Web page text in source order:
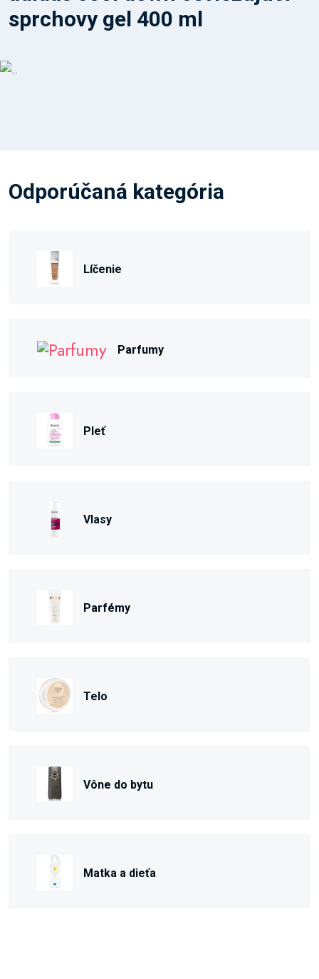
sprchovy gel 400 ml
Odporúčaná kategória
Líčenie
Parfumy
Pleť
Vlasy
Parfémy
Telo
Vône do bytu
Matka a dieťa